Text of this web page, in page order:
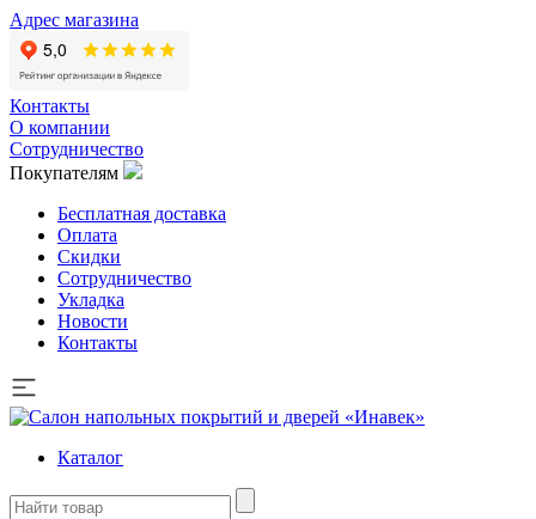
Адрес магазина
Контакты
О компании
Сотрудничество
Покупателям
Бесплатная доставка
Оплата
Скидки
Сотрудничество
Укладка
Новости
Контакты
Каталог